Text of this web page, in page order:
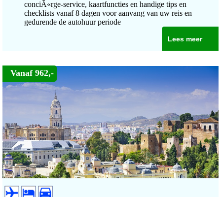
conciÃ«rge-service, kaartfuncties en handige tips en
checklists vanaf 8 dagen voor aanvang van uw reis en
gedurende de autohuur periode
Lees meer
Vanaf 962,-